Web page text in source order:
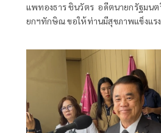
แพทองธาร ชินวัตร อดีตนายกรัฐมนต
ยกฯทักษิณ ขอให้ท่านมีสุขภาพแข็งแร